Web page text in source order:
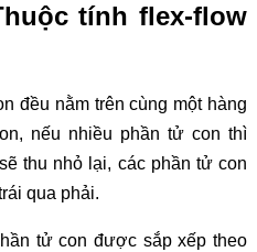
tính flex-flow
đều nằm trên cùng một hàng
nếu nhiều phần tử con thì
thu nhỏ lại, các phần tử con
qua phải.
tử con được sắp xếp theo